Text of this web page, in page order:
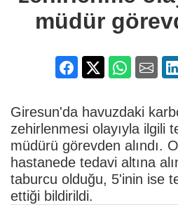
müdür
Giresun'da havuzdaki
zehirlenmesi olayıyla ilgili
müdürü görevden alındı.
hastanede tedavi altına
taburcu olduğu, 5'inin ise
ettiği bildirildi.